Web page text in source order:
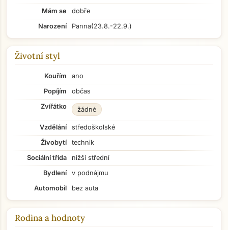
Mám se
dobře
Narození
Panna(23.8.-22.9.)
Životní styl
Kouřím
ano
Popíjím
občas
Zvířátko
žádné
Vzdělání
středoškolské
Živobytí
technik
Sociální třída
nižší střední
Bydlení
v podnájmu
Automobil
bez auta
Rodina a hodnoty